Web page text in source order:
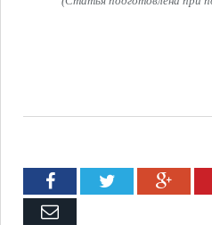
FacebookTwitter
Емейл